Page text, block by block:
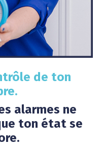
de ton
alarmes ne
ton état se